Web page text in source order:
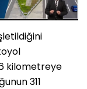
kilometreye
311